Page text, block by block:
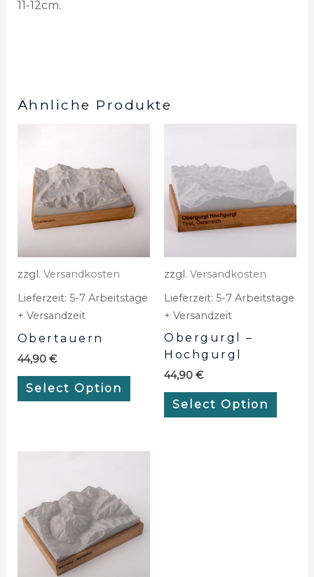
11-12cm.
Ähnliche Produkte
zzgl. Versandkosten
Lieferzeit: 5-7 Arbeitstage
+ Versandzeit
Obertauern
44,90 €
Select Option
zzgl. Versandkosten
Lieferzeit: 5-7 Arbeitstage
+ Versandzeit
Obergurgl –
Hochgurgl
44,90 €
Select Option